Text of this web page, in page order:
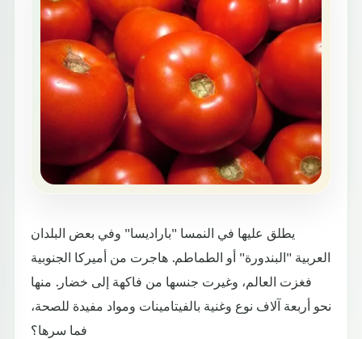
يطلق عليها في النمسا "باراديسا" وفي بعض البلدان
العربية "البندورة" أو الطماطم. هاجرت من أميركا الجنوبية
فغزت العالم، وغيرت جنسها من فاكهة إلى خضار. منها
نحو أربعة آلاف نوع وغنية بالفيتامينات ومواد مفيدة للصحة،
فما سرها؟